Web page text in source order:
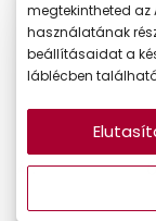
Ár:
megtekintheted az
használatának
beállításaidat a
láblécben